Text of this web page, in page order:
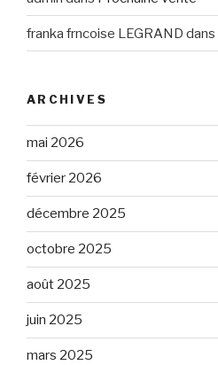
franka frncoise LEGRAND dans
ARCHIVES
mai 2026
février 2026
décembre 2025
octobre 2025
août 2025
juin 2025
mars 2025